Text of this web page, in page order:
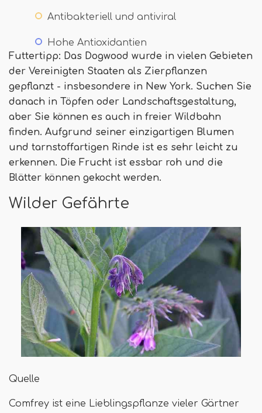
Antibakteriell und antiviral
Hohe Antioxidantien
Futtertipp: Das Dogwood wurde in vielen Gebieten
der Vereinigten Staaten als Zierpflanzen
gepflanzt - insbesondere in New York. Suchen Sie
danach in Töpfen oder Landschaftsgestaltung,
aber Sie können es auch in freier Wildbahn
finden. Aufgrund seiner einzigartigen Blumen
und tarnstoffartigen Rinde ist es sehr leicht zu
erkennen. Die Frucht ist essbar roh und die
Blätter können gekocht werden.
Wilder Gefährte
Quelle
Comfrey ist eine Lieblingspflanze vieler Gärtner